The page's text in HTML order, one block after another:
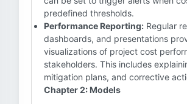
predefined thresholds.
Performance Reporting: Regular
dashboards, and presentations
visualizations of project cost
stakeholders. This includes
mitigation plans, and corrective
Chapter 2: Models